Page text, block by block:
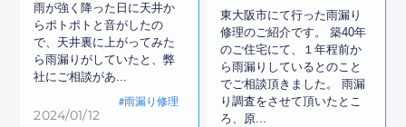
雨が強く降った日に天井か
らポトポトと音がしたの
で、天井裏に上がってみた
ら雨漏りがしていたと、弊
社にご相談があ...
2024/01/12
雨漏り修理
東大阪市にて行った雨漏り
修理のご紹介です。 築40年
のご住宅にて、１年程前か
ら雨漏りしているとのこと
でご相談頂きました。 雨漏
り調査をさせて頂いたとこ
ろ、原...